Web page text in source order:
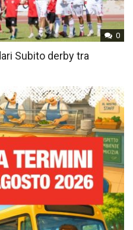
0
Subito derby tra